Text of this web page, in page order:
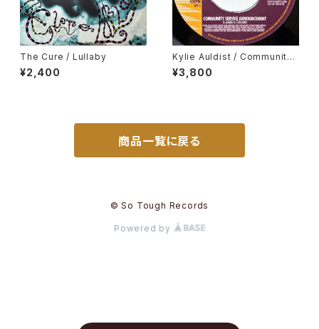
The Cure / Lullaby
¥2,400
Kylie Auldist / Community
Service Announcement, C
ut You Loose
¥3,800
商品一覧に戻る
© So Tough Records
Powered by